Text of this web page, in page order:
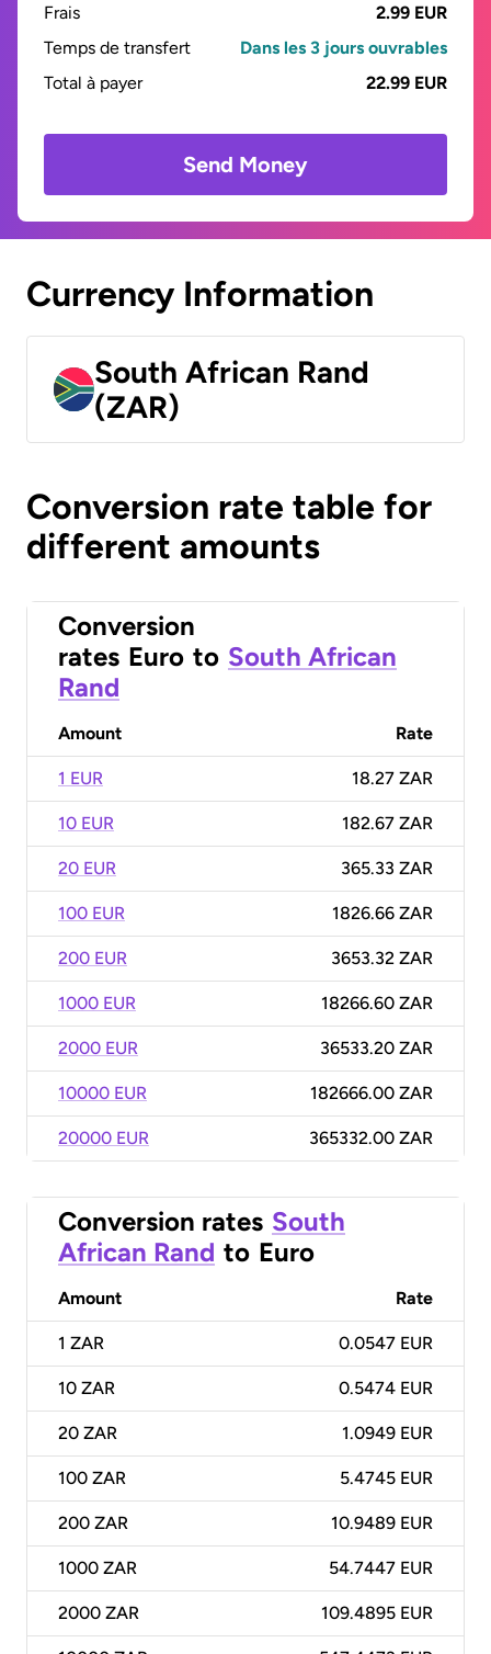
Frais
2.99 EUR
Temps de transfert
Dans les 3 jours ouvrables
Total à payer
22.99 EUR
Send Money
Currency Information
South African Rand
(ZAR)
Conversion rate table for
different amounts
Conversion
rates Euro to South African
Rand
Amount Rate
1 EUR 18.27 ZAR
10 EUR 182.67 ZAR
20 EUR 365.33 ZAR
100 EUR 1826.66 ZAR
200 EUR 3653.32 ZAR
1000 EUR 18266.60 ZAR
2000 EUR 36533.20 ZAR
10000 EUR 182666.00 ZAR
20000 EUR 365332.00 ZAR
Conversion rates South
African Rand to Euro
Amount Rate
1 ZAR 0.0547 EUR
10 ZAR 0.5474 EUR
20 ZAR 1.0949 EUR
100 ZAR 5.4745 EUR
200 ZAR 10.9489 EUR
1000 ZAR 54.7447 EUR
2000 ZAR 109.4895 EUR